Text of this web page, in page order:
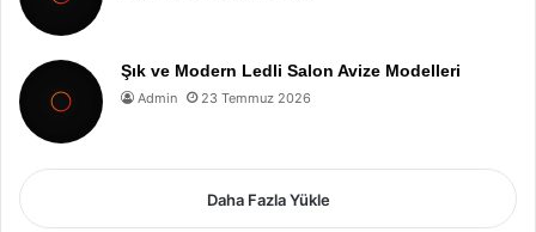
Şık ve Modern Ledli Salon Avize Modelleri
Admin 23 Temmuz 2026
Daha Fazla Yükle